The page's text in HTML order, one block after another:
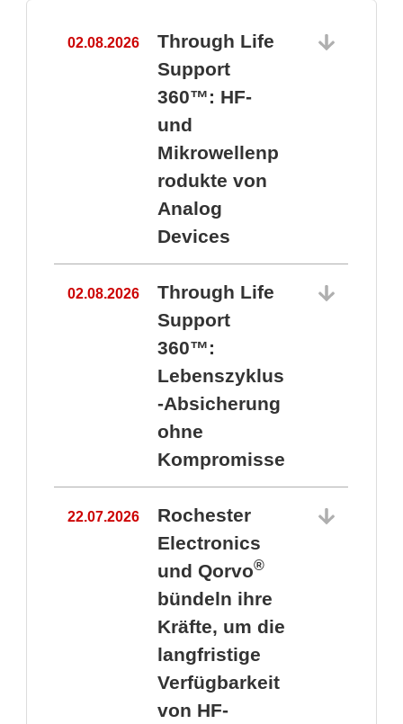
02.08.2026
Through Life
Support
360™: HF-
und
Mikrowellenp
rodukte von
Analog
Devices
02.08.2026
Through Life
Support
360™:
Lebenszyklus
-Absicherung
ohne
Kompromisse
22.07.2026
Rochester
Electronics
und Qorvo®
bündeln ihre
Kräfte, um die
langfristige
Verfügbarkeit
von HF-